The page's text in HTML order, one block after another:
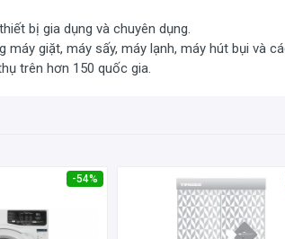
bị gia dụng và chuyên dụng.
giặt, máy sấy, máy lạnh, máy hút bụi và
trên hơn 150 quốc gia.
-54%